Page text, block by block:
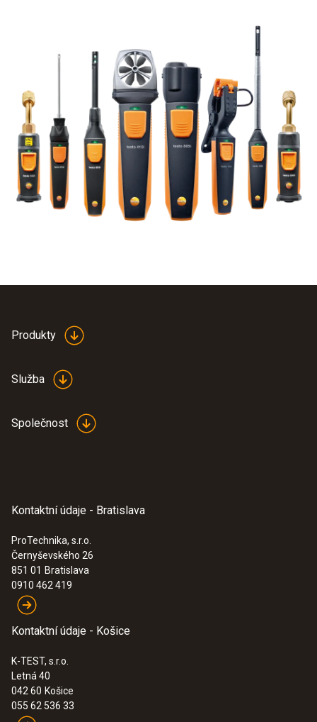
Produkty
Služba
Společnost
Kontaktní údaje - Bratislava
ProTechnika, s.r.o.
Černyševského 26
851 01 Bratislava
0910 462 419
Kontaktní údaje - Košice
K-TEST, s.r.o.
Letná 40
042 60 Košice
055 62 536 33